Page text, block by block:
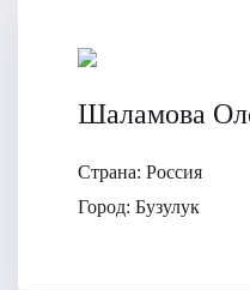
Шаламова
Страна: Россия
Город: Бузулук